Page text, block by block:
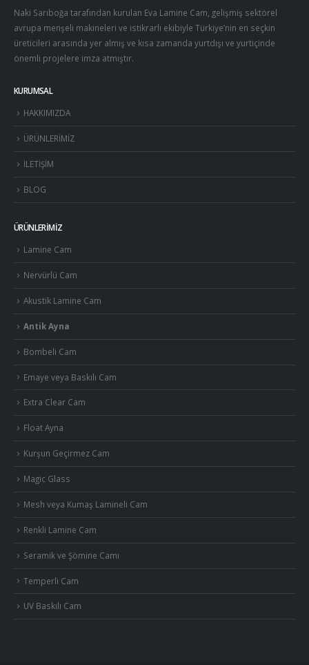
Naki Sarıboğa tarafından kurulan Eva Lamine Cam, gelişmiş sektörel
avrupa menşeli makineleri ve istikrarlı ekibiyle Türkiye’nin en seçkin
üreticileri arasında yer almış ve kısa zamanda yurtdışı ve yurtiçinde
önemli projelere imza atmıştır.
KURUMSAL
HAKKIMIZDA
ÜRÜNLERİMİZ
İLETİŞİM
BLOG
ÜRÜNLERİMİZ
Lamine Cam
Nervürlü Cam
Akustik Lamine Cam
Antik Ayna
Bombeli Cam
Emaye veya Baskılı Cam
Extra Clear Cam
Float Ayna
Kurşun Geçirmez Cam
Magic Glass
Mesh veya Kumaş Lamineli Cam
Renkli Lamine Cam
Seramik ve Şömine Camı
Temperli Cam
UV Baskılı Cam